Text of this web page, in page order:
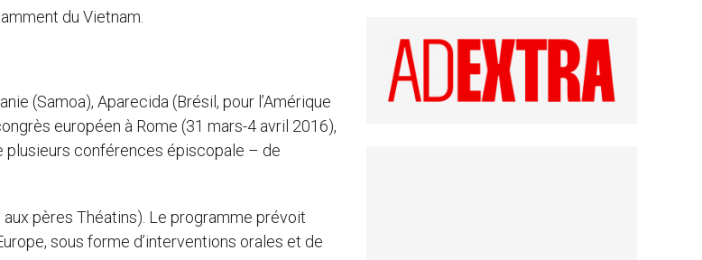
du Vietnam.
(Samoa), Aparecida (Brésil, pour l’Amérique
européen à Rome (31 mars-4 avril 2016),
plusieurs conférences épiscopale – de
aux pères Théatins). Le programme prévoit
sous forme d’interventions orales et de